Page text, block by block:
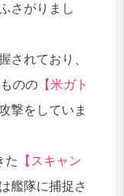
さがりまし
されており、
のの 【米ガト
撃をしていま
た
【スキャン
は艦隊に捕捉さ